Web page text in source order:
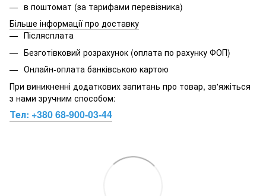
в поштомат (за тарифами перевізника)
Більше інформації про доставку
Післясплата
Безготівковий розрахунок (оплата по рахунку ФОП)
Онлайн-оплата банківською картою
При виникненні додаткових запитань про товар, зв'яжіться
з нами зручним способом:
Тел: +380 68-900-03-44